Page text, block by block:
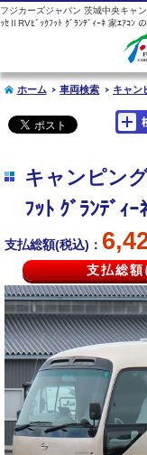
フジカーズジャパン 茨城中央キャ
ｯｾⅡRVﾋﾞｯｸﾌｯﾄ ｸﾞﾗﾝﾃﾞｨｰﾈ 家ｴｱｺﾝ
ホーム 車両検索 キャン
キャンピン
ﾌｯﾄ ｸﾞﾗﾝﾃﾞｨ
支払総額(税込)：
支払総